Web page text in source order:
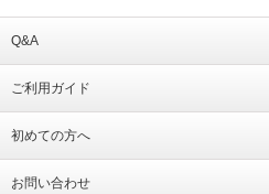
Q&A
ご利用ガイド
初めての方へ
お問い合わせ